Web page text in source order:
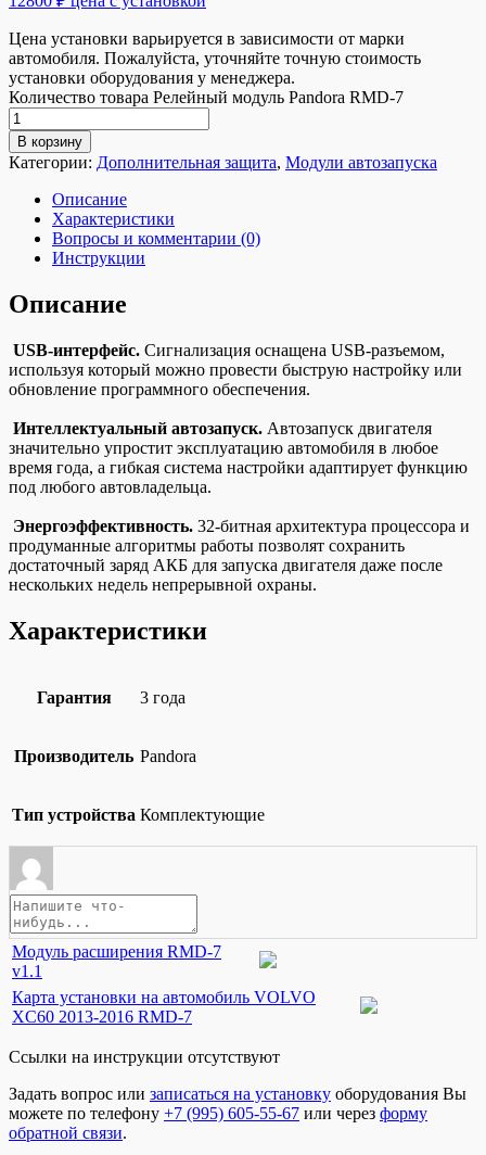
Цена установки варьируется в зависимости от марки
автомобиля. Пожалуйста, уточняйте точную стоимость
установки оборудования у менеджера.
Количество товара Релейный модуль Pandora RMD-7
В корзину
Категории: Дополнительная защита, Модули автозапуска
Описание
Характеристики
Вопросы и комментарии (0)
Инструкции
Описание
USB-интерфейс. Сигнализация оснащена USB-разъемом,
используя который можно провести быструю настройку или
обновление программного обеспечения.
Интеллектуальный автозапуск. Автозапуск двигателя
значительно упростит эксплуатацию автомобиля в любое
время года, а гибкая система настройки адаптирует функцию
под любого автовладельца.
Энергоэффективность. 32-битная архитектура процессора и
продуманные алгоритмы работы позволят сохранить
достаточный заряд АКБ для запуска двигателя даже после
нескольких недель непрерывной охраны.
Характеристики
Гарантия 3 года
Производитель Pandora
Тип устройства Комплектующие
Модуль расширения RMD-7
v1.1
Карта установки на автомобиль VOLVO
XC60 2013-2016 RMD-7
Ссылки на инструкции отсутствуют
Задать вопрос или записаться на установку оборудования Вы
можете по телефону +7 (995) 605-55-67 или через форму
обратной связи.